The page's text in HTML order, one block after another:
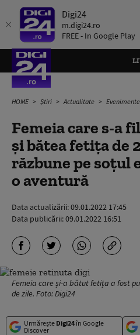
Digi24
m.digi24.ro
FREE - In Google Play
HOME Știri Actualitate Evenimente
Femeia care s-a
și bătea fetița de
răzbune pe soțul
o aventură
Data actualizării:09.01.2022 17:45
Data publicării:09.01.2022 16:51
Femeia care și-a bătut fetița a fost
de zile. Foto: Digi24
Urmărește Digi24în Google
Discover